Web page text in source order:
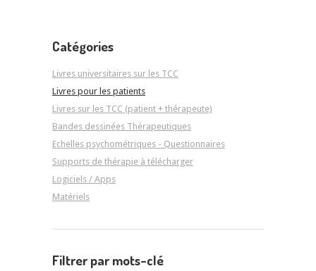
Catégories
Livres universitaires sur les TCC
Livres pour les patients
Livres sur les TCC (patient + thérapeute)
Bandes dessinées Thérapeutiques
Echelles psychométriques - Questionnaires
Supports de thérapie à télécharger
Logiciels / Apps
Matériels
Filtrer par mots-clé